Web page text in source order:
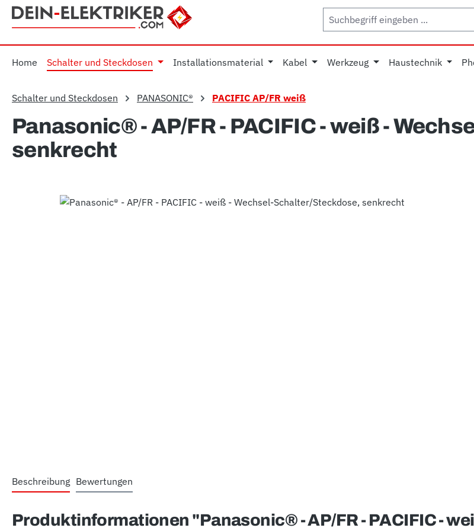
Hauptinhalt springen
Zur Suche springen
Zur Hauptnavigation springen
Home Schalter und Steckdosen Installationsmaterial Kabel Werkzeug Haustechnik
Schalter und Steckdosen PANASONIC® PACIFIC AP/FR weiß
Panasonic® - AP/FR - PACIFIC - weiß -
senkrecht
Bildergalerie überspringen
Beschreibung Bewertungen
Produktinformationen "Panasonic® - AP/FR - PACIFIC -